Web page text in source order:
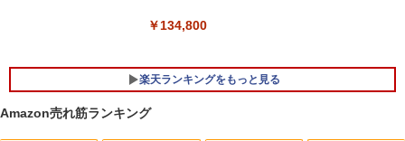
￥134,800
楽天ランキングをもっと見る
Amazon売れ筋ランキング